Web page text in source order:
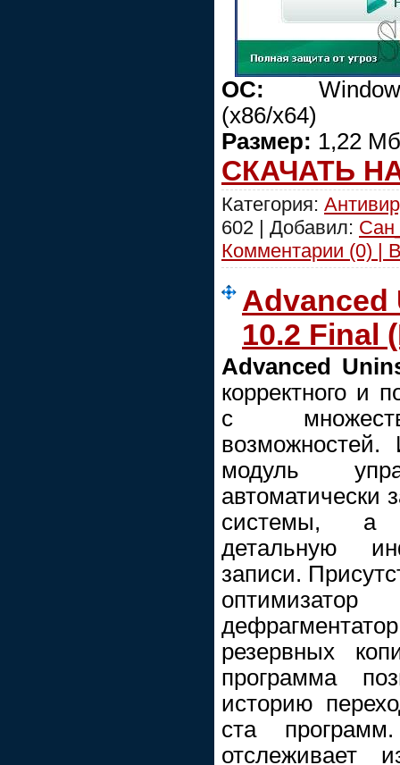
ОС:
(x86/x64)
Размер: 1,22 Мб
СКАЧАТЬ
Категория:
602 | Добавил:
Комментарии (0) |
Advanced
10.2 Final
Advanced
корректного и
с
возможностей.
модуль
автоматически
системы, а
детальную
записи.
резервных
программа
историю
ста
отслеживает